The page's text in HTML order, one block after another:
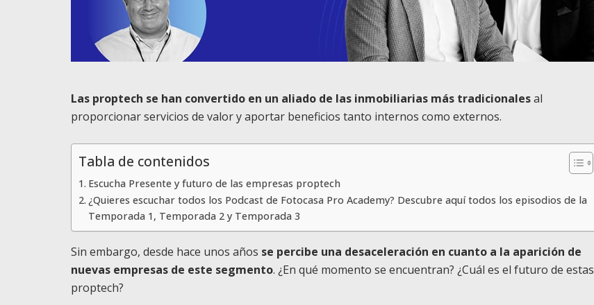
Las proptech se han convertido en un aliado de las inmobiliarias más tradicionalesal
proporcionar servicios de valor y aportar beneficios tanto internos como externos.
Tabla de contenidos
Escucha Presente y futuro de las empresas proptech
¿Quieres escuchar todos los Podcast de Fotocasa Pro Academy? Descubre aquí todos los episodios de la
Temporada 1, Temporada 2 y Temporada 3
Sin embargo, desde hace unos años se percibe una desaceleración en cuanto a la aparición de
nuevas empresas de este segmento. ¿En qué momento se encuentran? ¿Cuál es el futuro de estas
proptech?